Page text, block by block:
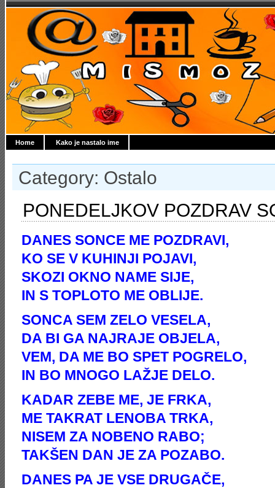
Home Kako je nastalo ime
Category: Ostalo
PONEDELJKOV POZDRAV
DANES SONCE ME POZDRAVI,
KO SE V KUHINJI POJAVI,
SKOZI OKNO NAME SIJE,
IN S TOPLOTO ME OBLIJE.
SONCA SEM ZELO VESELA,
DA BI GA NAJRAJE OBJELA,
VEM, DA ME BO SPET POGRELO,
IN BO MNOGO LAŽJE DELO.
KADAR ZEBE ME, JE FRKA,
ME TAKRAT LENOBA TRKA,
NISEM ZA NOBENO RABO;
TAKŠEN DAN JE ZA POZABO.
DANES PA JE VSE DRUGAČE,